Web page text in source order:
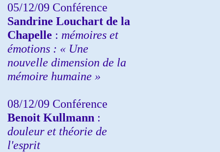
05/12/09 Conférence
Sandrine Louchart de la
Chapelle : mémoires et
émotions : « Une
nouvelle dimension de la
mémoire humaine »
08/12/09 Conférence
Benoit Kullmann :
douleur et théorie de
l'esprit